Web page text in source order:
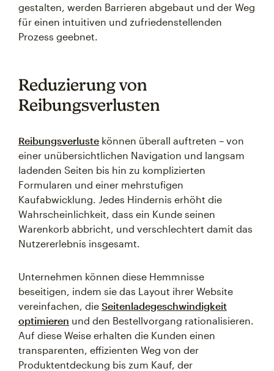
gestalten, werden Barrieren abgebaut und der Weg
für einen intuitiven und zufriedenstellenden
Prozess geebnet.
Reduzierung von
Reibungsverlusten
Reibungsverluste können überall auftreten – von
einer unübersichtlichen Navigation und langsam
ladenden Seiten bis hin zu komplizierten
Formularen und einer mehrstufigen
Kaufabwicklung. Jedes Hindernis erhöht die
Wahrscheinlichkeit, dass ein Kunde seinen
Warenkorb abbricht, und verschlechtert damit das
Nutzererlebnis insgesamt.
Unternehmen können diese Hemmnisse
beseitigen, indem sie das Layout ihrer Website
vereinfachen, die Seitenladegeschwindigkeit
optimieren und den Bestellvorgang rationalisieren.
Auf diese Weise erhalten die Kunden einen
transparenten, effizienten Weg von der
Produktentdeckung bis zum Kauf, der